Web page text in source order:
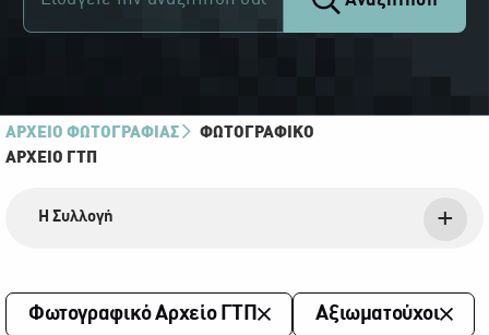
ΑΡΧΕΙΟ ΦΩΤΟΓΡΑΦΙΑΣ
ΦΩΤΟΓΡΑΦΙΚΌ
ΑΡΧΕΊΟ ΓΤΠ
Η Συλλογή
Φωτογραφικό Αρχείο ΓΤΠ Αξιωματούχοι